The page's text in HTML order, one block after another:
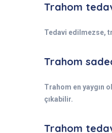
Trahom
Tedavi edilmezse,
Trahom
Trahom en yaygın
çıkabilir.
Trahom